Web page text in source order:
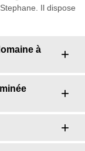
Il dispose
à